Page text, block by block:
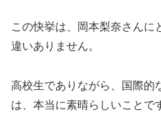
この快挙は、岡本梨奈さんに
違いありません。
高校生でありながら、国際的
は、本当に素晴らしいことで